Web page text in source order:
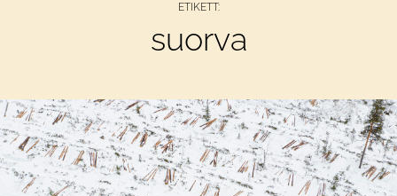
ETIKETT:
suorva